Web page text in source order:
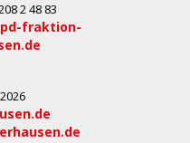
2 48 83
fraktion-